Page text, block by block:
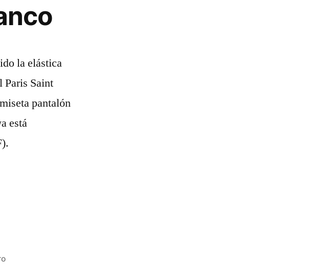
la elástica
Paris Saint
pantalón
está